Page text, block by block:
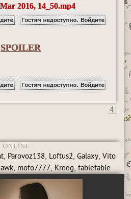
2016, 14_50.mp4
SPOILER
4
ONLINE
, Parovoz138, Loftus2, Galaxy, Vito
, mofo7777, Kreeg,fablefable